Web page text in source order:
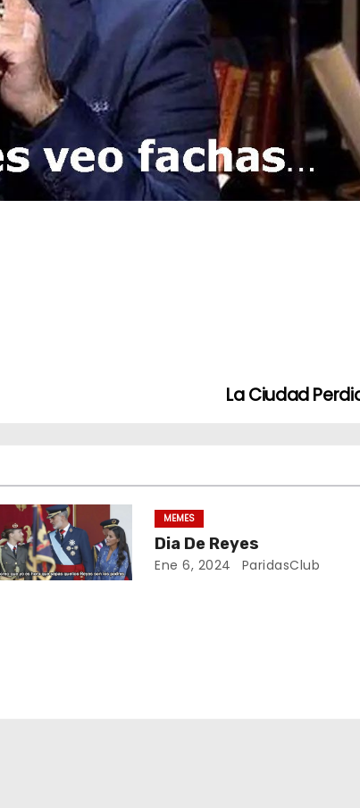
La Ciudad
MEMES
Dia De Reyes
Ene 6, 2024 ParidasClub